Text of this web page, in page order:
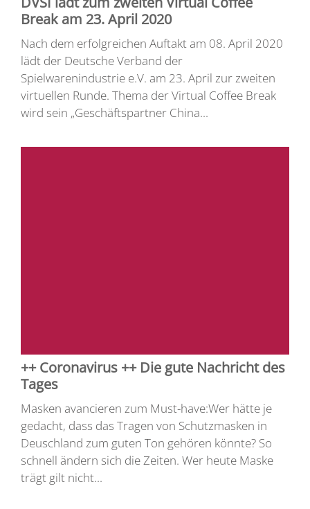
Break am 23. April 2020
Nach dem erfolgreichen Auftakt am 08. April 2020
lädt der Deutsche Verband der
Spielwarenindustrie e.V. am 23. April zur zweiten
virtuellen Runde. Thema der Virtual Coffee Break
wird sein „Geschäftspartner China...
++ Coronavirus ++ Die gute Nachricht des
Tages
Masken avancieren zum Must-have:Wer hätte je
gedacht, dass das Tragen von Schutzmasken in
Deuschland zum guten Ton gehören könnte? So
schnell ändern sich die Zeiten. Wer heute Maske
trägt gilt nicht...